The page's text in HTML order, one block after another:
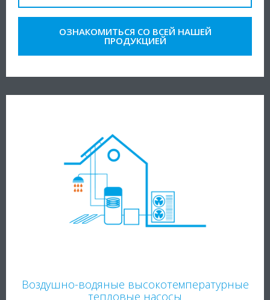
ОЗНАКОМИТЬСЯ СО ВСЕЙ НАШЕЙ
ПРОДУКЦИЕЙ
Воздушно-водяные высокотемпературные
тепловые насосы